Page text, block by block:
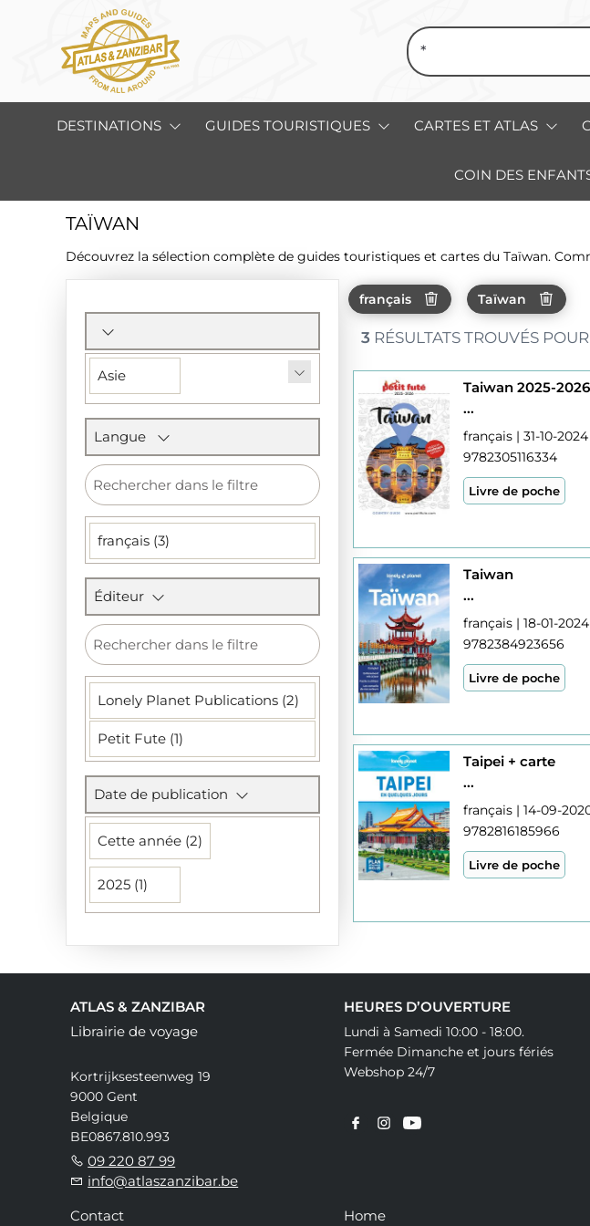
DESTINATIONS GUIDES TOURISTIQUES CARTES ET ATLAS
COIN DES
TAÏWAN
Découvrez la sélection complète de guides touristiques et cartes du Taïwan.
des
filtres
Asie
Langue
français (3)
Éditeur
Lonely Planet Publications (2)
Petit Fute (1)
Date de publication
Cette année (2)
2025 (1)
français Taïwan
3 RÉSULTATS TROUVÉS POUR
Taiwan 2025-2026
...
français | 31-10-
9782305116334
Livre de poche
Taiwan
...
français | 18-01-
9782384923656
Livre de poche
Taipei + carte
...
français | 14-09-
9782816185966
Livre de poche
ATLAS & ZANZIBAR
Librairie de voyage
Kortrijksesteenweg 19
9000 Gent
Belgique
BE0867.810.993
09 220 87 99
info@atlaszanzibar.be
HEURES D’OUVERTURE
Lundi à Samedi 10:00 - 18:00.
Fermée Dimanche et jours fériés
Webshop 24/7
Contact Home